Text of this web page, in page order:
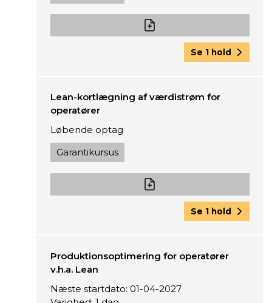
Se 1 hold
Lean-kortlægning af værdistrøm for
operatører
Garantikursus
Se 1 hold
Løbende optag
Produktionsoptimering for operatører
v.h.a. Lean
Næste startdato: 01-04-2027